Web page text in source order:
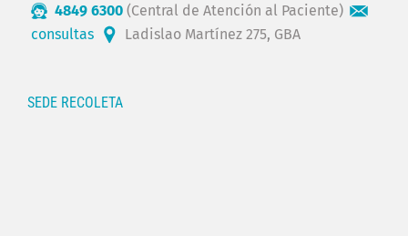
4849 6300 (Central de Atención al Paciente)
consultas
Ladislao Martínez 275, GBA
SEDE RECOLETA